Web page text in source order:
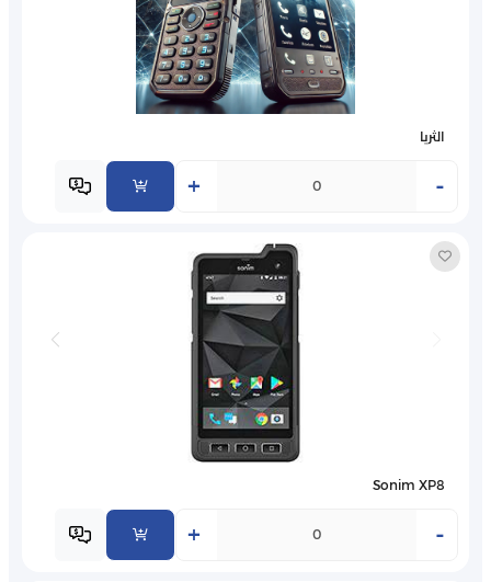
الثريا
-
+
Sonim XP8
-
+